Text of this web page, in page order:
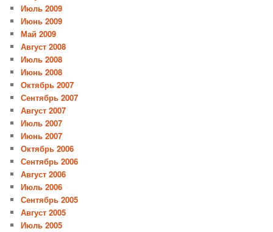
Июль 2009
Июнь 2009
Май 2009
Август 2008
Июль 2008
Июнь 2008
Октябрь 2007
Сентябрь 2007
Август 2007
Июль 2007
Июнь 2007
Октябрь 2006
Сентябрь 2006
Август 2006
Июль 2006
Сентябрь 2005
Август 2005
Июль 2005